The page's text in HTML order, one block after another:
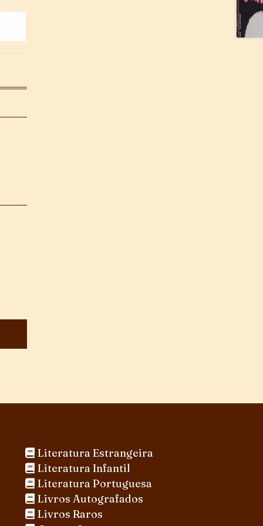
Literatura Estrangeira
Literatura Infantil
Literatura Portuguesa
Livros Autografados
Livros Raros